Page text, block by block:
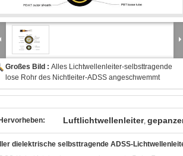
Großes Bild : Alles Lichtwellenleiter-selbsttragende
lose Rohr des Nichtleiter-ADSS angeschwemmt
Hervorheben: Luftlichtwellenleiter,
dielektrische selbsttragende ADSS-